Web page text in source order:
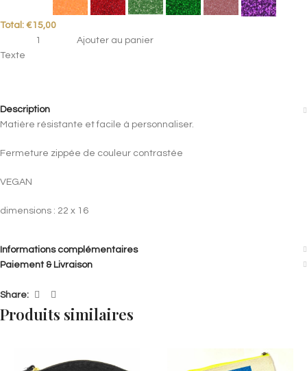
Total: €15,00
Ajouter au panier
Texte
Description
Matière résistante et facile à personnaliser.
Fermeture zippée de couleur contrastée
VEGAN
dimensions : 22 x 16
Informations complémentaires
Paiement & Livraison
Share:
Produits similaires